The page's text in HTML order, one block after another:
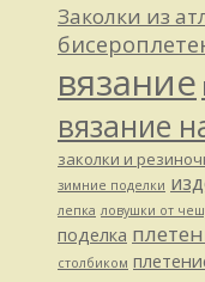
Заколки из
вязание
вязание
заколки и
зимние поделки
лепка ловушки от
поделка
столбиком